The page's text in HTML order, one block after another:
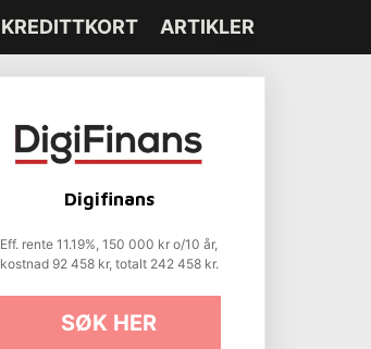
KREDITTKORT ARTIKLER
Digifinans
Eff. rente 11.19%, 150 000 kr o/10 år,
kostnad 92 458 kr, totalt 242 458 kr.
SØK HER